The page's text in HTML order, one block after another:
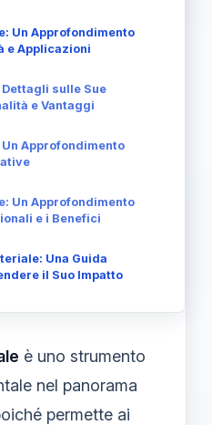
Un Approfondimento
e Applicazioni
sulle Sue
e Vantaggi
Approfondimento
Un Approfondimento
e i Benefici
Una Guida
il Suo Impatto
è uno strumento
nel panorama
permette ai